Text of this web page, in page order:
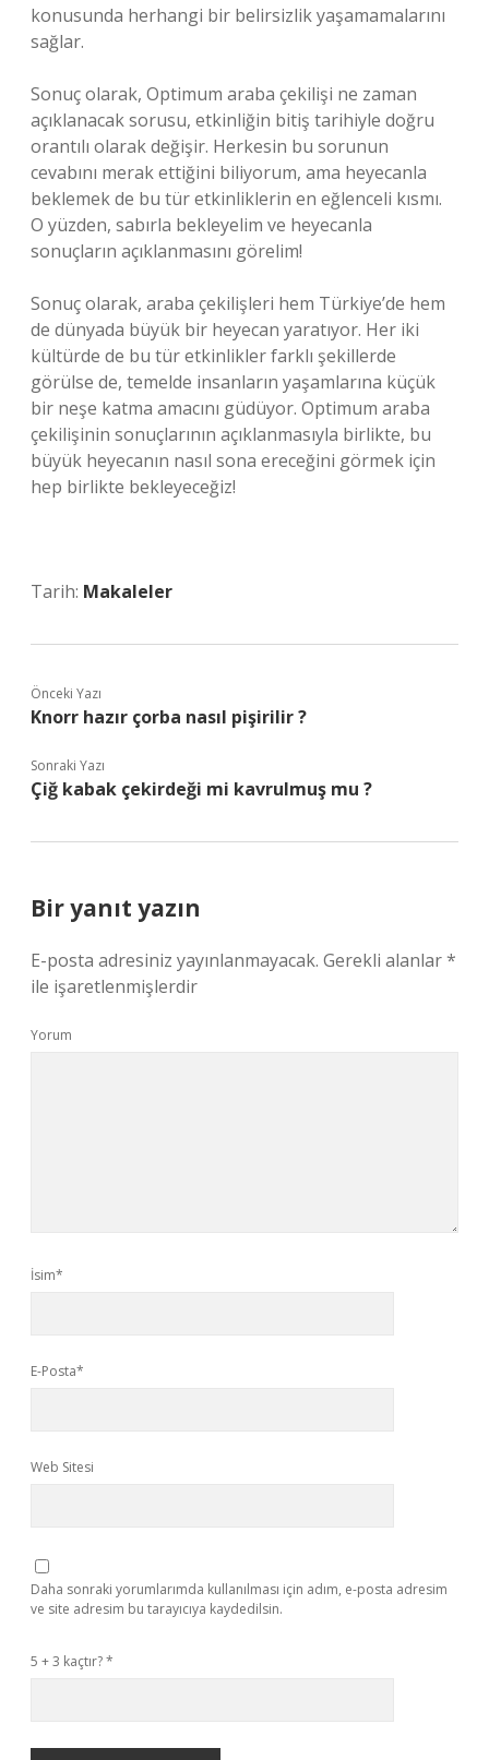
konusunda herhangi bir belirsizlik yaşamamalarını
sağlar.
Sonuç olarak, Optimum araba çekilişi ne zaman
açıklanacak sorusu, etkinliğin bitiş tarihiyle doğru
orantılı olarak değişir. Herkesin bu sorunun
cevabını merak ettiğini biliyorum, ama heyecanla
beklemek de bu tür etkinliklerin en eğlenceli kısmı.
O yüzden, sabırla bekleyelim ve heyecanla
sonuçların açıklanmasını görelim!
Sonuç olarak, araba çekilişleri hem Türkiye’de hem
de dünyada büyük bir heyecan yaratıyor. Her iki
kültürde de bu tür etkinlikler farklı şekillerde
görülse de, temelde insanların yaşamlarına küçük
bir neşe katma amacını güdüyor. Optimum araba
çekilişinin sonuçlarının açıklanmasıyla birlikte, bu
büyük heyecanın nasıl sona ereceğini görmek için
hep birlikte bekleyeceğiz!
Tarih: Makaleler
Önceki Yazı
Knorr hazır çorba nasıl pişirilir ?
Sonraki Yazı
Çiğ kabak çekirdeği mi kavrulmuş mu ?
Bir yanıt yazın
E-posta adresiniz yayınlanmayacak. Gerekli alanlar*
ile işaretlenmişlerdir
Yorum
İsim*
E-Posta*
Web Sitesi
Daha sonraki yorumlarımda kullanılması için adım, e-posta adresim
ve site adresim bu tarayıcıya kaydedilsin.
5 + 3 kaçtır?*